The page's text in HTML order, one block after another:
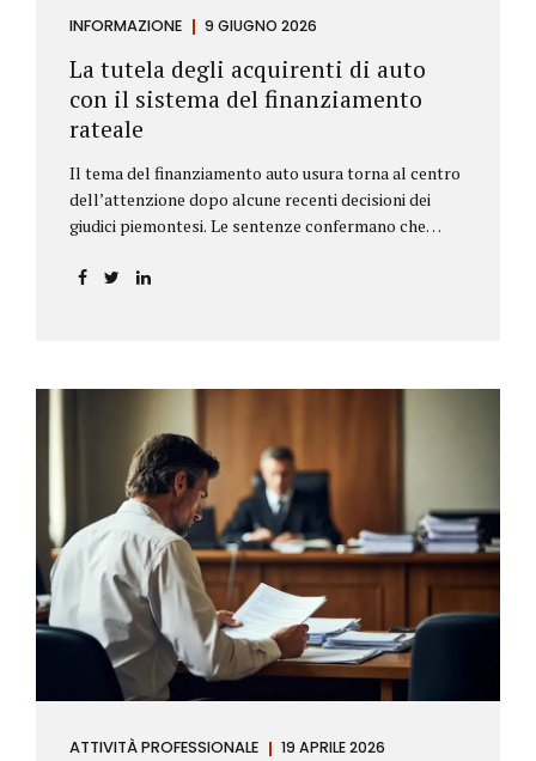
INFORMAZIONE 9 GIUGNO 2026
La tutela degli acquirenti di auto
con il sistema del finanziamento
rateale
Il tema del finanziamento auto usura torna al centro
dell’attenzione dopo alcune recenti decisioni dei
giudici piemontesi. Le sentenze confermano che
incidere sul calcolo del tasso effettivo e aprire la
ATTIVITÀ PROFESSIONALE 19 APRILE 2026